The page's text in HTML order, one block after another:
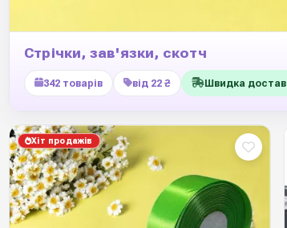
Стрічки, зав'язки, скотч
342 товарів від 22 ₴ Швидка
Хіт продажів